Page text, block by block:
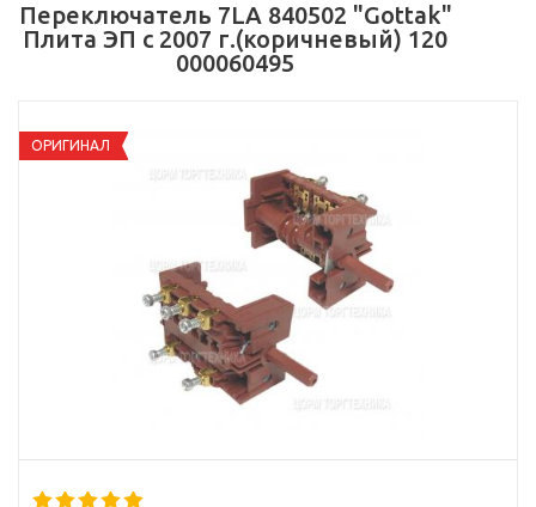
Переключатель 7LA 840502 "Gottak"
Плита ЭП с 2007 г.(коричневый) 120
000060495
ОРИГИНАЛ